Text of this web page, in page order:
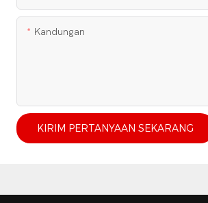
Kandungan
KIRIM PERTANYAAN SEKARANG